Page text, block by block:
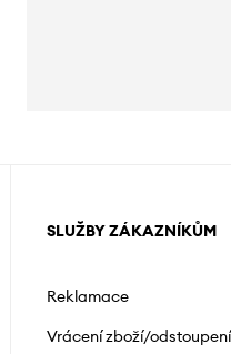
SLUŽBY ZÁKAZNÍKŮM
Reklamace
Vrácení zboží/